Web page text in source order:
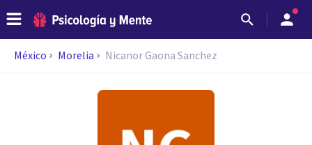
México Morelia Nicanor Gaona Sanchez